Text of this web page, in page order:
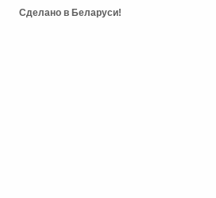
Сделано в Беларуси!